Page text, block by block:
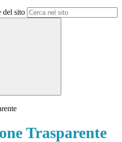
del sito
Trasparente